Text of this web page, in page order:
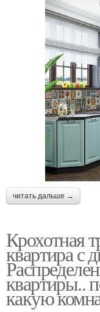
читать дальше →
Крохотная
квартира с
квартиры..
какую